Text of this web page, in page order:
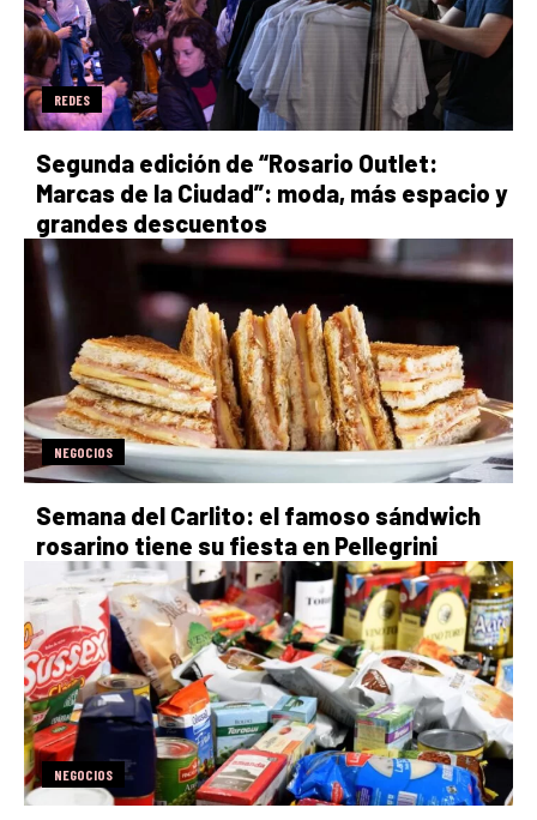
REDES
Segunda edición de “Rosario Outlet:
Marcas de la Ciudad”: moda, más espacio y
grandes descuentos
NEGOCIOS
Semana del Carlito: el famoso sándwich
rosarino tiene su fiesta en Pellegrini
NEGOCIOS